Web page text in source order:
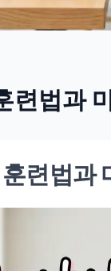
련법과
련법과